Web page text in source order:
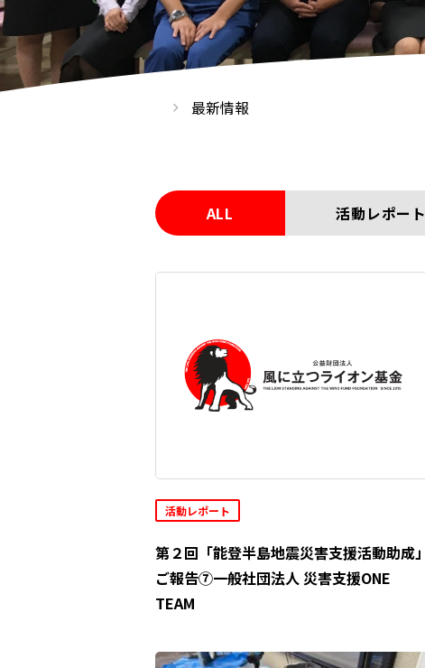
最新情報
ALL 活動レポート
活動レポート
第２回「能登半島地震災害支援活動助成」
ご報告⑦一般社団法人 災害支援ONE
TEAM